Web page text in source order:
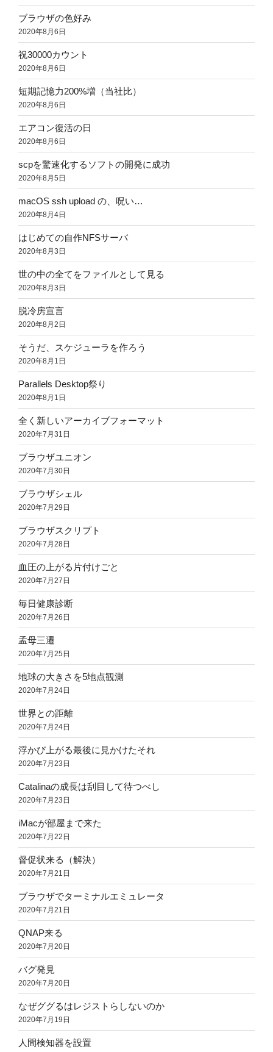
ブラウザの色好み
2020年8月6日
祝30000カウント
2020年8月6日
短期記憶力200%増（当社比）
2020年8月6日
エアコン復活の日
2020年8月6日
scpを驚速化するソフトの開発に成功
2020年8月5日
macOS ssh upload の、呪い…
2020年8月4日
はじめての自作NFSサーバ
2020年8月3日
世の中の全てをファイルとして見る
2020年8月3日
脱冷房宣言
2020年8月2日
そうだ、スケジューラを作ろう
2020年8月1日
Parallels Desktop祭り
2020年8月1日
全く新しいアーカイブフォーマット
2020年7月31日
ブラウザユニオン
2020年7月30日
ブラウザシェル
2020年7月29日
ブラウザスクリプト
2020年7月28日
血圧の上がる片付けごと
2020年7月27日
毎日健康診断
2020年7月26日
孟母三遷
2020年7月25日
地球の大きさを5地点観測
2020年7月24日
世界との距離
2020年7月24日
浮かび上がる最後に見かけたそれ
2020年7月23日
Catalinaの成長は刮目して待つべし
2020年7月23日
iMacが部屋まで来た
2020年7月22日
督促状来る（解決）
2020年7月21日
ブラウザでターミナルエミュレータ
2020年7月21日
QNAP来る
2020年7月20日
バグ発見
2020年7月20日
なぜググるはレジストらしないのか
2020年7月19日
人間検知器を設置